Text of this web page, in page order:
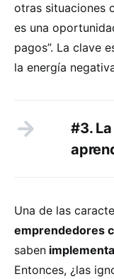
otras situaciones
es una
pagos”. La clave
la energía
#3.
Una de las
emprendedores
saben
Entonces, ¿las